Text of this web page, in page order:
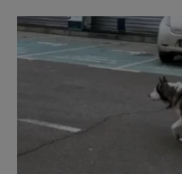
omenești vor fi salvate”